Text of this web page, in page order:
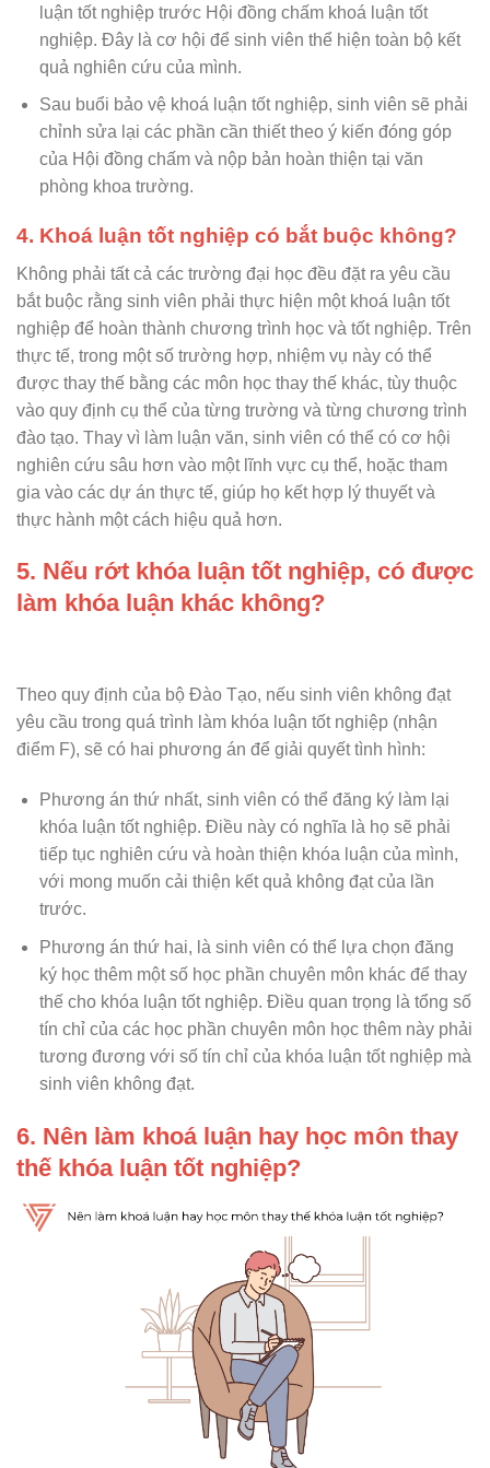
luận tốt nghiệp trước Hội đồng chấm khoá luận tốt
nghiệp. Đây là cơ hội để sinh viên thể hiện toàn bộ kết
quả nghiên cứu của mình.
Sau buổi bảo vệ khoá luận tốt nghiệp, sinh viên sẽ phải
chỉnh sửa lại các phần cần thiết theo ý kiến đóng góp
của Hội đồng chấm và nộp bản hoàn thiện tại văn
phòng khoa trường.
4. Khoá luận tốt nghiệp có bắt buộc không?
Không phải tất cả các trường đại học đều đặt ra yêu cầu
bắt buộc rằng sinh viên phải thực hiện một khoá luận tốt
nghiệp để hoàn thành chương trình học và tốt nghiệp. Trên
thực tế, trong một số trường hợp, nhiệm vụ này có thể
được thay thế bằng các môn học thay thế khác, tùy thuộc
vào quy định cụ thể của từng trường và từng chương trình
đào tạo. Thay vì làm luận văn, sinh viên có thể có cơ hội
nghiên cứu sâu hơn vào một lĩnh vực cụ thể, hoặc tham
gia vào các dự án thực tế, giúp họ kết hợp lý thuyết và
thực hành một cách hiệu quả hơn.
5. Nếu rớt khóa luận tốt nghiệp, có được
làm khóa luận khác không?
Theo quy định của bộ Đào Tạo, nếu sinh viên không đạt
yêu cầu trong quá trình làm khóa luận tốt nghiệp (nhận
điểm F), sẽ có hai phương án để giải quyết tình hình:
Phương án thứ nhất, sinh viên có thể đăng ký làm lại
khóa luận tốt nghiệp. Điều này có nghĩa là họ sẽ phải
tiếp tục nghiên cứu và hoàn thiện khóa luận của mình,
với mong muốn cải thiện kết quả không đạt của lần
trước.
Phương án thứ hai, là sinh viên có thể lựa chọn đăng
ký học thêm một số học phần chuyên môn khác để thay
thế cho khóa luận tốt nghiệp. Điều quan trọng là tổng số
tín chỉ của các học phần chuyên môn học thêm này phải
tương đương với số tín chỉ của khóa luận tốt nghiệp mà
sinh viên không đạt.
6. Nên làm khoá luận hay học môn thay
thế khóa luận tốt nghiệp?